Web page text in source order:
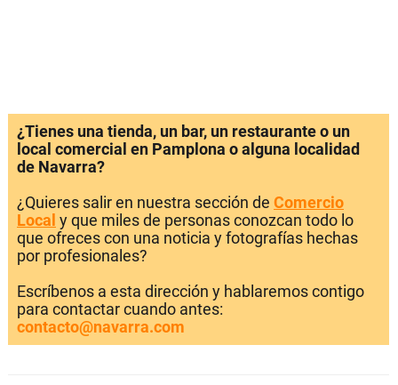
¿Tienes una tienda, un bar, un restaurante o un
local comercial en Pamplona o alguna localidad
de Navarra?
¿Quieres salir en nuestra sección de Comercio
Local y que miles de personas conozcan todo lo
que ofreces con una noticia y fotografías hechas
por profesionales?
Escríbenos a esta dirección y hablaremos contigo
para contactar cuando antes:
contacto@navarra.com